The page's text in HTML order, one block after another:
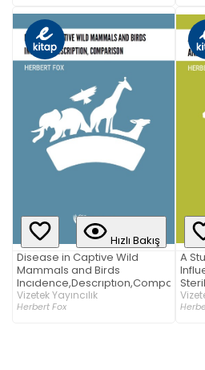
Hızlı Bakış
Disease in Captive Wild
Mammals and Birds
Incıdence,Descrıptıon,Comparıson
Vizetek Yayıncılık
Herbert Fox
A